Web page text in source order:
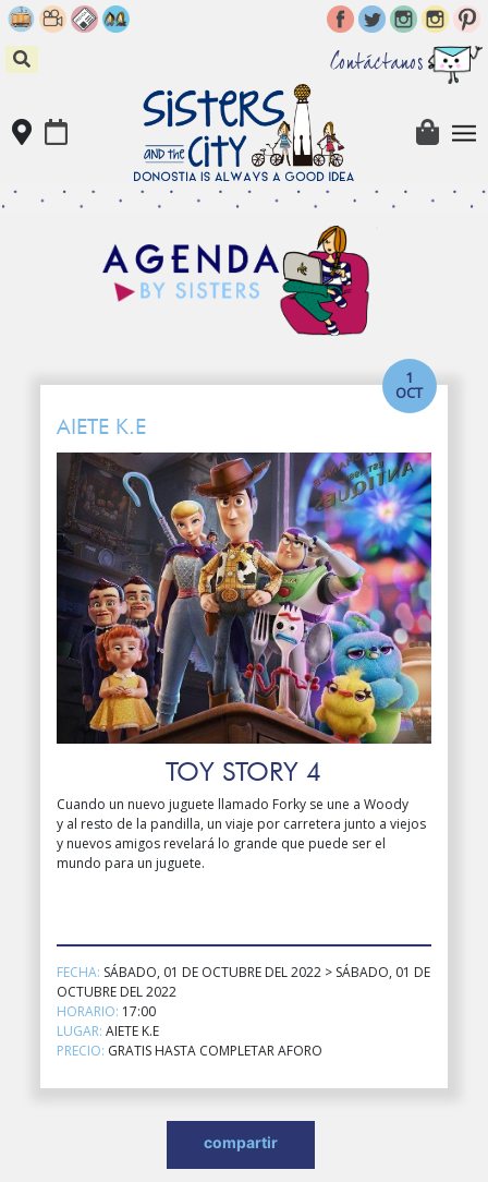
Skip
to
content
Contáctanos
1
OCT
AIETE K.E
TOY STORY 4
Cuando un nuevo juguete llamado Forky se une a Woody
y al resto de la pandilla, un viaje por carretera junto a viejos
y nuevos amigos revelará lo grande que puede ser el
mundo para un juguete.
FECHA: SÁBADO, 01 DE OCTUBRE DEL 2022 > SÁBADO, 01 DE
OCTUBRE DEL 2022
HORARIO: 17:00
LUGAR:AIETE K.E
PRECIO: GRATIS HASTA COMPLETAR AFORO
compartir